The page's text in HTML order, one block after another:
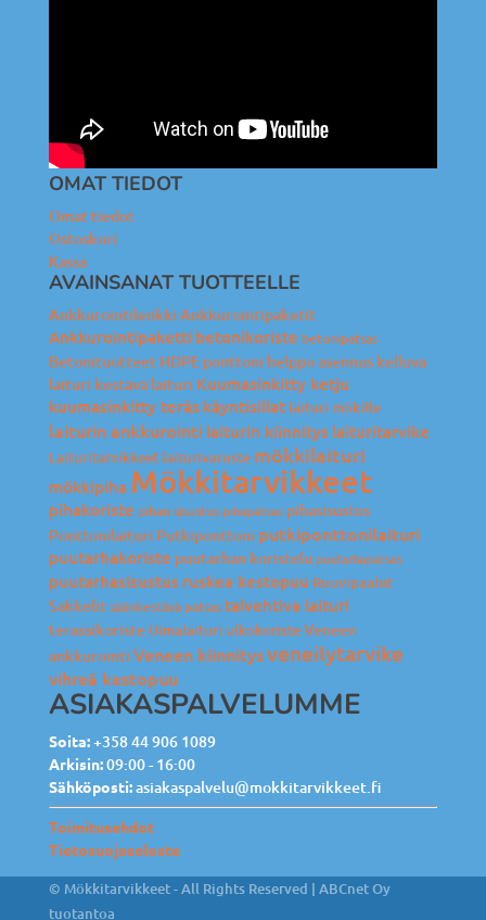
OMAT TIEDOT
Omat tiedot
Ostoskori
Kassa
AVAINSANAT TUOTTEELLE
Ankkurointilenkki Ankkurointipaketit
Ankkurointipaketti betonikoriste betonipatsas
Betonituotteet HDPE ponttoni helppo asennus kelluva
laituri kestävä laituri Kuumasinkitty ketju
kuumasinkitty teräs käyntisillat laituri mökille
laiturin ankkurointi laiturin kiinnitys laituritarvike
Laituritarvikkeet laiturivaruste mökkilaituri
mökkipiha Mökkitarvikkeet
pihakoriste pihan sisustuspihapatsas pihasisustus
Ponttonilaituri Putkiponttoni putkiponttonilaituri
puutarhakoriste puutarhan koristelu puutarhapatsas
puutarhasisustus ruskea kestopuu Ruuvipaalut
Sakkelitsäänkestävä patsas talvehtiva laituri
terassikoriste Uimalaituri ulkokoristeVeneen
ankkurointi Veneen kiinnitysveneilytarvike
vihreä kestopuu
ASIAKASPALVELUMME
Soita:+358 44 906 1089
Arkisin:09:00 - 16:00
Sähköposti:asiakaspalvelu@mokkitarvikkeet.fi
Toimitusehdot
Tietosuojaseloste
© Mökkitarvikkeet - All Rights Reserved | ABCnet Oy
tuotantoa